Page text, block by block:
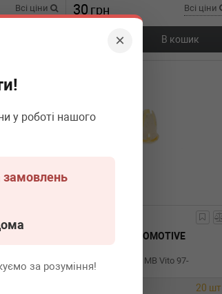
×
у роботі нашого
замовлень
за розуміння!
Всі ціни 30 грн Всі ціни
+ В кошик
TRUCKTEC AUTOMOTIVE
Скоба молдинга MB Vito 97-
20 шт.